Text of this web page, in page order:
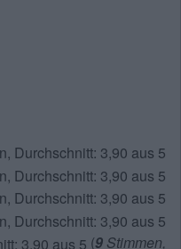
(9 Stimmen,